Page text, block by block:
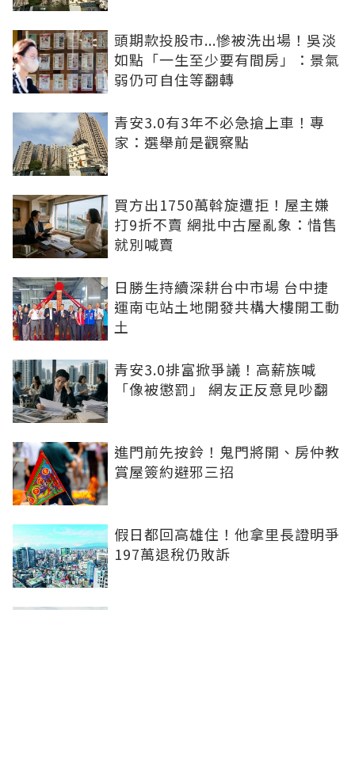
頭期款投股市...慘被洗出場！吳淡
如點「一生至少要有間房」：景氣
弱仍可自住等翻轉
青安3.0有3年不必急搶上車！專
家：選舉前是觀察點
買方出1750萬斡旋遭拒！屋主嫌
打9折不賣 網批中古屋亂象：惜售
就別喊賣
日勝生持續深耕台中市場 台中捷
運南屯站土地開發共構大樓開工動
土
青安3.0排富掀爭議！高薪族喊
「像被懲罰」 網友正反意見吵翻
進門前先按鈴！鬼門將開、房仲教
賞屋簽約避邪三招
假日都回高雄住！他拿里長證明爭
197萬退稅仍敗訴